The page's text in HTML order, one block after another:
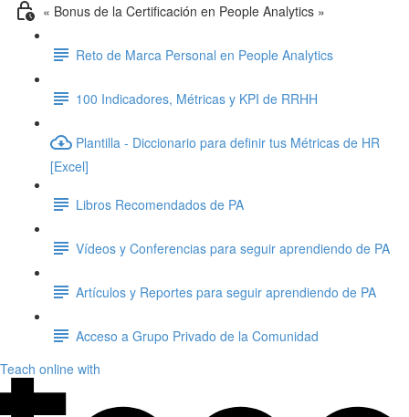
« Bonus de la Certificación en People Analytics »
Reto de Marca Personal en People Analytics
100 Indicadores, Métricas y KPI de RRHH
Plantilla - Diccionario para definir tus Métricas de HR
[Excel]
Libros Recomendados de PA
Vídeos y Conferencias para seguir aprendiendo de PA
Artículos y Reportes para seguir aprendiendo de PA
Acceso a Grupo Privado de la Comunidad
Teach online with